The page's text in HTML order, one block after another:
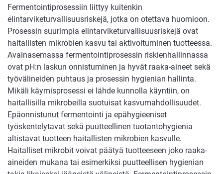
Fermentointiprosessiin liittyy kuitenkin
elintarviketurvallisuusriskejä, jotka on otettava huomioon.
Prosessin suurimpia elintarviketurvallisuusriskejä ovat
haitallisten mikrobien kasvu tai aktivoituminen tuotteessa.
Avainasemassa fermentointiprosessin riskienhallinnassa
ovat pH:n laskun onnistuminen ja hyvät raaka-aineet sekä
työvälineiden puhtaus ja prosessin hygienian hallinta.
Mikäli käymisprosessi ei lähde kunnolla käyntiin, on
haitallisilla mikrobeilla suotuisat kasvumahdollisuudet.
Epäonnistunut fermentointi ja epähygieeniset
työskentelytavat sekä puutteellinen tuotantohygienia
altistavat tuotteen haitallisten mikrobien kasvulle.
Haitalliset mikrobit voivat päätyä tuotteeseen joko raaka-
aineiden mukana tai esimerkiksi puutteellisen hygienian